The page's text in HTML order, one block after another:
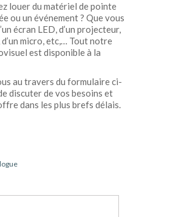
louer du matériel de pointe
ou un événement ? Que vous
écran LED, d’un projecteur,
d’un micro, etc,… Tout notre
est disponible à la
au travers du formulaire ci-
discuter de vos besoins et
dans les plus brefs délais.